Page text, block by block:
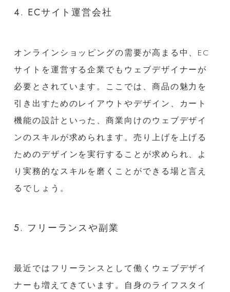
4. ECサイト運営会社
オンラインショッピングの需要が高まる中、EC
サイトを運営する企業でもウェブデザイナーが
必要とされています。ここでは、商品の魅力を
引き出すためのレイアウトやデザイン、カート
機能の設計といった、商業向けのウェブデザイ
ンのスキルが求められます。売り上げを上げる
ためのデザインを実行することが求められ、よ
り実務的なスキルを磨くことができる場と言え
るでしょう。
5. フリーランスや副業
最近ではフリーランスとして働くウェブデザイ
ナーも増えてきています。自身のライフスタイ